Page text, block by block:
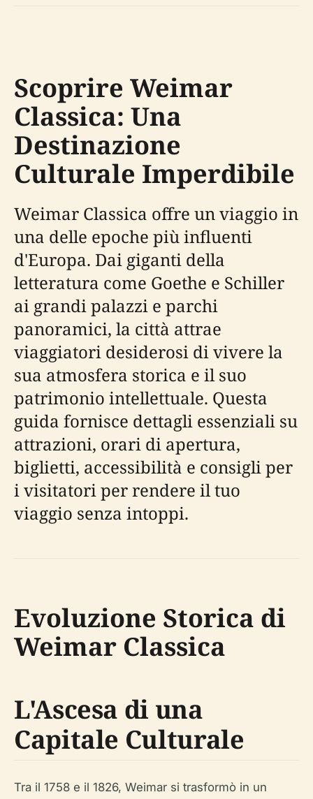
Scoprire Weimar
Classica: Una
Destinazione
Culturale Imperdibile
Weimar Classica offre un viaggio in
una delle epoche più influenti
d'Europa. Dai giganti della
letteratura come Goethe e Schiller
ai grandi palazzi e parchi
panoramici, la città attrae
viaggiatori desiderosi di vivere la
sua atmosfera storica e il suo
patrimonio intellettuale. Questa
guida fornisce dettagli essenziali su
attrazioni, orari di apertura,
biglietti, accessibilità e consigli per
i visitatori per rendere il tuo
viaggio senza intoppi.
Evoluzione Storica di
Weimar Classica
L'Ascesa di una
Capitale Culturale
Tra il 1758 e il 1826, Weimar si trasformò in un